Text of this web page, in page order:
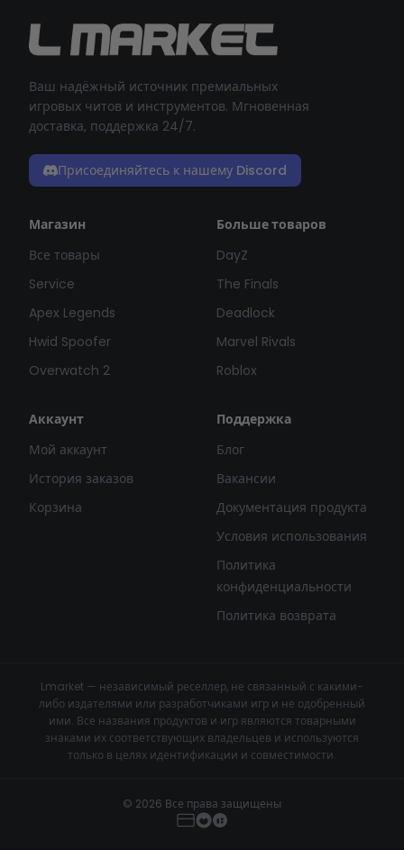
Ваш надёжный источник премиальных
игровых читов и инструментов. Мгновенная
доставка, поддержка 24/7.
Присоединяйтесь к нашему Discord
Магазин
Все товары
Service
Apex Legends
Hwid Spoofer
Overwatch 2
Больше товаров
DayZ
The Finals
Deadlock
Marvel Rivals
Roblox
Аккаунт
Мой аккаунт
История заказов
Корзина
Поддержка
Блог
Вакансии
Документация продукта
Условия использования
Политика
конфиденциальности
Политика возврата
Lmarket — независимый реселлер, не связанный с какими-
либо издателями или разработчиками игр и не одобренный
ими. Все названия продуктов и игр являются товарными
знаками их соответствующих владельцев и используются
только в целях идентификации и совместимости.
© 2026 Все права защищены